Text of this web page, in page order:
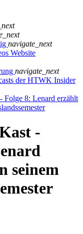
navigate_next
Website
navigate_next
der HTWK Insider
Folge 8: Lenard erzählt
-
seinem